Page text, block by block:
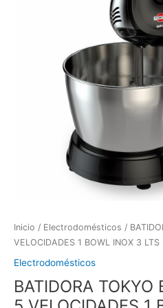
Inicio / Electrodomésticos /
VELOCIDADES 1 BOWL INOX 3 LTS
Electrodomésticos
BATIDORA TOKYO